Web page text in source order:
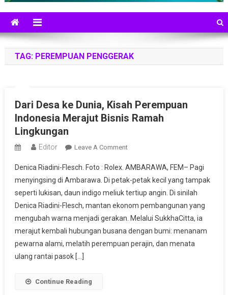
TAG: PEREMPUAN PENGGERAK
Dari Desa ke Dunia, Kisah Perempuan
Indonesia Merajut Bisnis Ramah
Lingkungan
Editor Leave A CommentOn
Desa
Ke
Dunia,
Kisah
Perempuan
Indonesia
Merajut
Denica Riadini-Flesch. Foto : Rolex. AMBARAWA, FEM– Pagi
menyingsing di Ambarawa. Di petak-petak kecil yang tampak
seperti lukisan, daun indigo meliuk tertiup angin. Di sinilah
Denica Riadini-Flesch, mantan ekonom pembangunan yang
mengubah warna menjadi gerakan. Melalui SukkhaCitta, ia
merajut kembali hubungan busana dengan bumi: menanam
pewarna alami, melatih perempuan perajin, dan menata
ulang rantai pasok […]
Continue Reading